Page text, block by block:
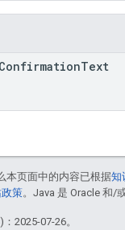
ConfirmationText
本页面中的内容已根据知
策。Java 是 Oracle 和/
2025-07-26。